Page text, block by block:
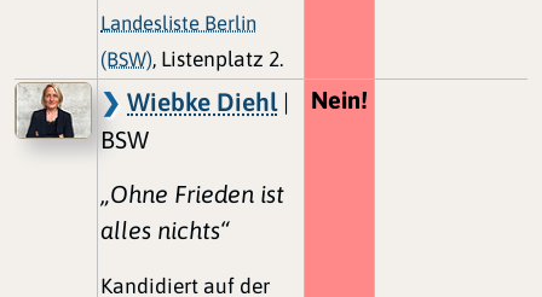
Landesliste Berlin
(BSW), Listenplatz 2.
Wiebke Diehl|
BSW
„Ohne Frieden ist
alles nichts“
Kandidiert auf der
Nein!